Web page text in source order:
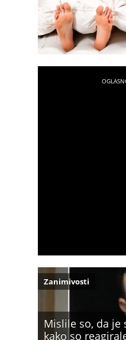
Mislile so, da je
kako so
Zanimivosti